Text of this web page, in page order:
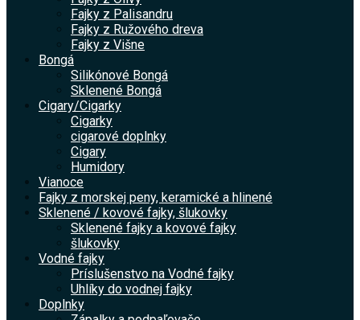
Fajky z Palisandru
Fajky z Ružového dreva
Fajky z Višne
Bongá
Silikónové Bongá
Sklenené Bongá
Cigary/Cigarky
Cigarky
cigarové doplnky
Cigary
Humidory
Vianoce
Fajky z morskej peny, keramické a hlinené
Sklenené / kovové fajky, šlukovky
Sklenené fajky a kovové fajky
šlukovky
Vodné fajky
Príslušenstvo na Vodné fajky
Uhlíky do vodnej fajky
Doplnky